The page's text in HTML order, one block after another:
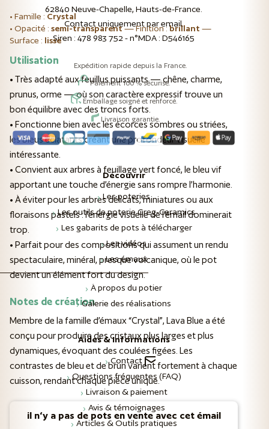
• Famille : Crystal
• Opacité :semi-transparent— Finition :brillant —
Surface : lisse
Utilisation
• Très adapté aux feuillus puissants — chêne, charme,
prunus, orme — où son caractère expressif trouve un
bon équilibre avec des troncs forts.
• Fonctionne bien avec les écorces sombres ou striées,
les bleus éclatants créant une profondeur visuelle
intéressante.
• Convient aux arbres à feuillage vert foncé, le bleu vif
apportant une touche d’énergie sans rompre l’harmonie.
• À éviter pour les arbres délicats, miniatures ou aux
floraisons pastels : l’énergie visuelle de l’émail dominerait
trop.
• Parfait pour des compositions qui assument un rendu
spectaculaire, minéral, presque volcanique, où le pot
devient un élément fort du design.
Notes de création
Membre de la famille d’émaux “Crystal”, Lava Blue a été
conçu pour produire des cristaux plus larges et plus
dynamiques, évoquant des coulées figées. Les
contrastes de bleu et de brun varient fortement à chaque
cuisson, rendant chaque pièce unique.
il n‘y a pas de pots en vente avec cet émail
62840 Neuve-Chapelle, Hauts-de-France.
Contact uniquement par email.
Siren : 478 983 752 - n°MDA : D546165
Expédition rapide depuis la France.
Paiement 100 % sécurisé.
Emballage soigné et renforcé.
Livraison garantie.
Découvrir
Les poteries
Les outils de poterie Greg-Ceramics
Les gabarits de pots à télécharger
Les vidéos
Les émaux
À propos du potier
Galerie des réalisations
Aides & Informations
Contact
Questions fréquentes (FAQ)
Livraison & paiement
Avis & témoignages
Articles & Outils pratiques